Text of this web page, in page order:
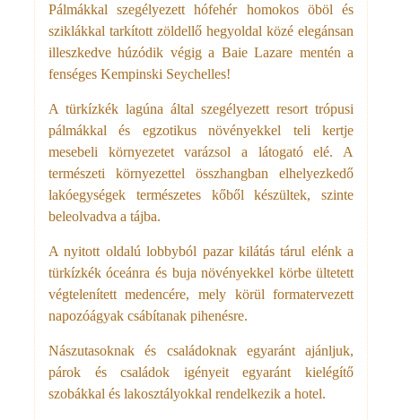
Pálmákkal szegélyezett hófehér homokos öböl és
sziklákkal tarkított zöldellő hegyoldal közé elegánsan
illeszkedve húzódik végig a Baie Lazare mentén a
fenséges Kempinski Seychelles!
A türkízkék lagúna által szegélyezett resort trópusi
pálmákkal és egzotikus növényekkel teli kertje
mesebeli környezetet varázsol a látogató elé. A
természeti környezettel összhangban elhelyezkedő
lakóegységek természetes kőből készültek, szinte
beleolvadva a tájba.
A nyitott oldalú lobbyból pazar kilátás tárul elénk a
türkízkék óceánra és buja növényekkel körbe ültetett
végtelenített medencére, mely körül formatervezett
napozóágyak csábítanak pihenésre.
Nászutasoknak és családoknak egyaránt ajánljuk,
párok és családok igényeit egyaránt kielégítő
szobákkal és lakosztályokkal rendelkezik a hotel.